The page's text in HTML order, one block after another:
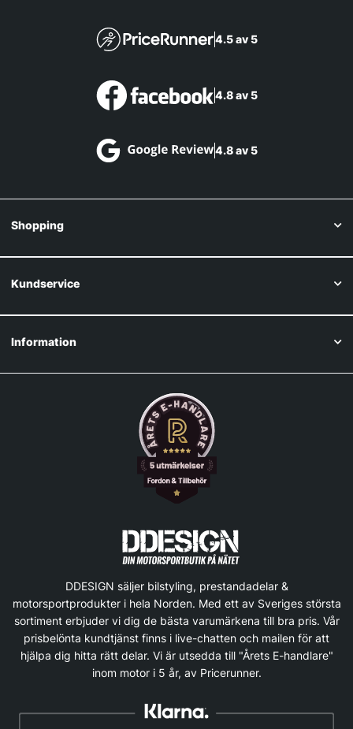
4.5 av 5
4.8 av 5
4.8 av 5
Shopping
Kundservice
Information
DDESIGN säljer bilstyling, prestandadelar &
motorsportprodukter i hela Norden. Med ett av Sveriges största
sortiment erbjuder vi dig de bästa varumärkena till bra pris. Vår
prisbelönta kundtjänst finns i live-chatten och mailen för att
hjälpa dig hitta rätt delar. Vi är utsedda till "Årets E-handlare"
inom motor i 5 år, av Pricerunner.